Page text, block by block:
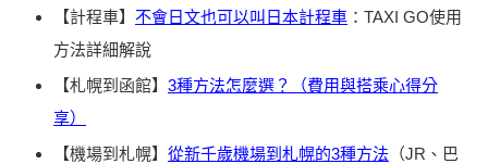
【計程車】 不會日文也可以叫日本計程車 ：TAXI GO使用
方法詳細解說
【札幌到函館】 3種方法怎麼選？（費用與搭乘心得分
享）
【機場到札幌】 從新千歲機場到札幌的3種方法 （JR、巴